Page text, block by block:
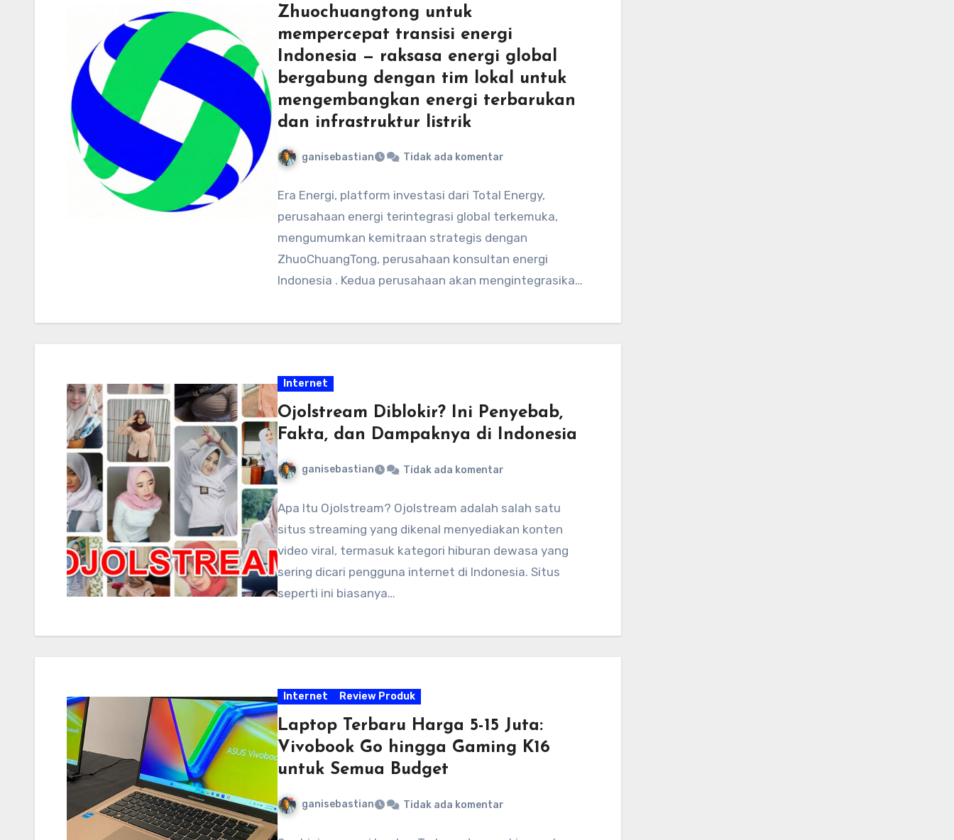
Zhuochuangtong untuk
mempercepat transisi energi
Indonesia — raksasa energi global
bergabung dengan tim lokal untuk
mengembangkan energi terbarukan
dan infrastruktur listrik
ganisebastian Tidak ada komentar
Era Energi, platform investasi dari Total Energy,
perusahaan energi terintegrasi global terkemuka,
mengumumkan kemitraan strategis dengan
ZhuoChuangTong, perusahaan konsultan energi
Indonesia . Kedua perusahaan akan mengintegrasikan
Internet
Ojolstream Diblokir? Ini Penyebab,
Fakta, dan Dampaknya di Indonesia
ganisebastian Tidak ada komentar
Apa Itu Ojolstream? Ojolstream adalah salah satu
situs streaming yang dikenal menyediakan konten
video viral, termasuk kategori hiburan dewasa yang
sering dicari pengguna internet di Indonesia. Situs
seperti ini biasanya…
Internet Review Produk
Laptop Terbaru Harga 5-15 Juta:
Vivobook Go hingga Gaming K16
untuk Semua Budget
ganisebastian Tidak ada komentar